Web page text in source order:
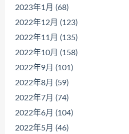
2023年1月 (68)
2022年12月 (123)
2022年11月 (135)
2022年10月 (158)
2022年9月 (101)
2022年8月 (59)
2022年7月 (74)
2022年6月 (104)
2022年5月 (46)